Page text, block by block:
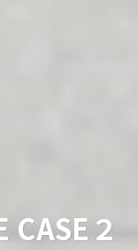
CASE２